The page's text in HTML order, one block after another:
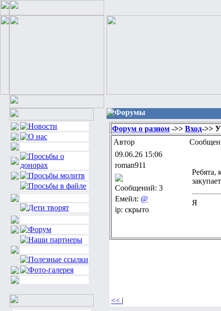
Форумы
Форум о разном ->> Вход->>
Автор
09.06.26 15:06
roman911
Сообщений: 3
Емейл: @
ip: скрыто
Ребята,
Я
<< |